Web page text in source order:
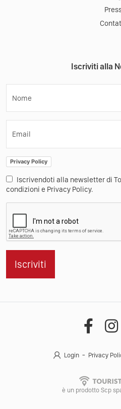
Iscriviti alla
Nome
Email
Privacy Policy
Iscrivendoti alla newsletter di
condizioni e Privacy Policy.
Iscriviti
Login Privacy
è un prodotto Scp